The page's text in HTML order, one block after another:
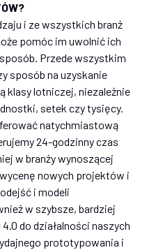
i ze wszystkich branż
pomóc im uwolnić ich
Przede wszystkim
sposób na uzyskanie
klasy lotniczej, niezależnie
setek czy tysięcy.
natychmiastową
24-godzinny czas
w branży wynoszącej
nowych projektów i
i modeli
w szybsze, bardziej
do działalności naszych
prototypowania i